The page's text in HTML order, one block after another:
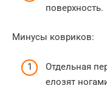
поверхность.
Минусы ковриков:
Отдельная
елозят